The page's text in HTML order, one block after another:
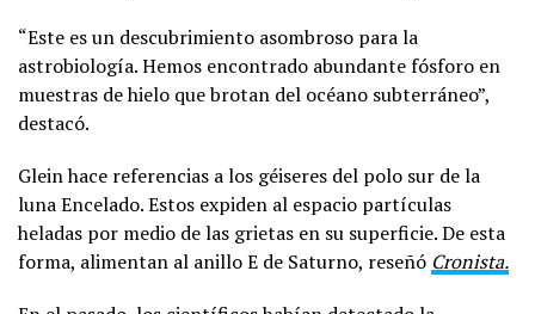
“Este es un descubrimiento asombroso para la
astrobiología. Hemos encontrado abundante fósforo en
muestras de hielo que brotan del océano subterráneo”,
destacó.
Glein hace referencias a los géiseres del polo sur de la
luna Encelado. Estos expiden al espacio partículas
heladas por medio de las grietas en su superficie. De esta
forma, alimentan al anillo E de Saturno, reseñó Cronista.